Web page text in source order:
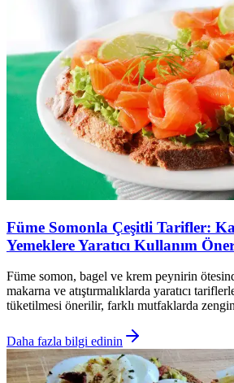
Füme Somonla Çeşitli Tarifler:
Yemeklere Yaratıcı Kullanım
Füme somon, bagel ve krem peynirin
makarna ve atıştırmalıklarda yaratıcı
tüketilmesi önerilir, farklı mutfaklarda
Daha fazla bilgi edinin